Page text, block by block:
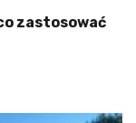
zastosować